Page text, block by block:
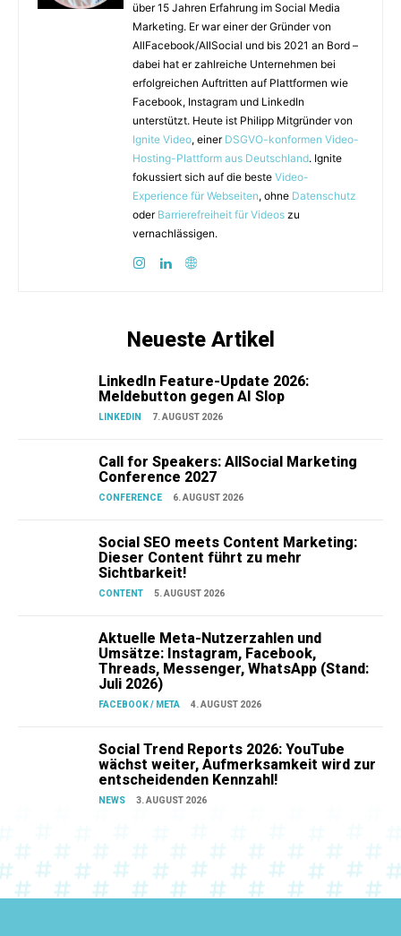
über 15 Jahren Erfahrung im Social Media
Marketing. Er war einer der Gründer von
AllFacebook/AllSocial und bis 2021 an Bord –
dabei hat er zahlreiche Unternehmen bei
erfolgreichen Auftritten auf Plattformen wie
Facebook, Instagram und LinkedIn
unterstützt. Heute ist Philipp Mitgründer von
Ignite Video, einer DSGVO-konformen Video-
Hosting-Plattform aus Deutschland. Ignite
fokussiert sich auf die beste Video-
Experience für Webseiten, ohne Datenschutz
oder Barrierefreiheit für Videos zu
vernachlässigen.
Neueste Artikel
LinkedIn Feature-Update 2026:
Meldebutton gegen AI Slop
LINKEDIN 7. AUGUST 2026
Call for Speakers: AllSocial Marketing
Conference 2027
CONFERENCE 6. AUGUST 2026
Social SEO meets Content Marketing:
Dieser Content führt zu mehr
Sichtbarkeit!
CONTENT 5. AUGUST 2026
Aktuelle Meta-Nutzerzahlen und
Umsätze: Instagram, Facebook,
Threads, Messenger, WhatsApp (Stand:
Juli 2026)
FACEBOOK / META 4. AUGUST 2026
Social Trend Reports 2026: YouTube
wächst weiter, Aufmerksamkeit wird zur
entscheidenden Kennzahl!
NEWS 3. AUGUST 2026